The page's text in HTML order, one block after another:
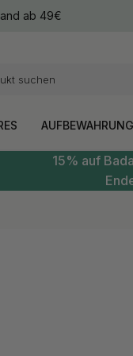
ab 49€
AUFBEWAHRUNG
15% auf